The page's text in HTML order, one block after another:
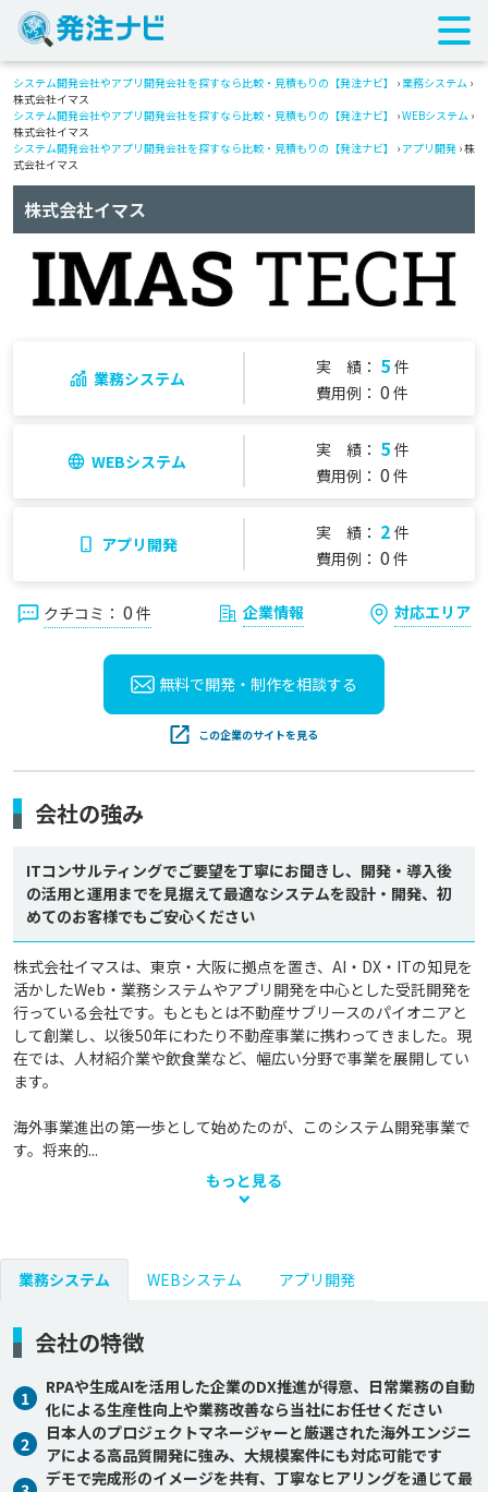
システム開発会社やアプリ開発会社を探すなら比較・見積もりの【発注ナビ】 › 業務システム ›
株式会社イマス
システム開発会社やアプリ開発会社を探すなら比較・見積もりの【発注ナビ】
›WEBシステム ›
株式会社イマス
システム開発会社やアプリ開発会社を探すなら比較・見積もりの【発注ナビ】
› アプリ開発 › 株
式会社イマス
株式会社イマス
業務システム
実 績： 5 件
費用例： 0 件
WEBシステム
実 績： 5 件
費用例： 0 件
アプリ開発
実 績： 2 件
費用例： 0 件
クチコミ： 0 件 企業情報 対応エリア
無料で開発・制作を相談する
この企業のサイトを見る
会社の強み
ITコンサルティングでご要望を丁寧にお聞きし、開発・導入後
の活用と運用までを見据えて最適なシステムを設計・開発、初
めてのお客様でもご安心ください
株式会社イマスは、東京・大阪に拠点を置き、AI・DX・ITの知見を
活かしたWeb・業務システムやアプリ開発を中心とした受託開発を
行っている会社です。もともとは不動産サブリースのパイオニアと
して創業し、以後50年にわたり不動産事業に携わってきました。現
在では、人材紹介業や飲食業など、幅広い分野で事業を展開してい
ます。
海外事業進出の第一歩として始めたのが、このシステム開発事業で
す。将来的...
もっと見る
業務システム WEBシステム アプリ開発
会社の特徴
1
RPAや生成AIを活用した企業のDX推進が得意、日常業務の自動
化による生産性向上や業務改善なら当社にお任せください
2
日本人のプロジェクトマネージャーと厳選された海外エンジニ
アによる高品質開発に強み、大規模案件にも対応可能です
デモで完成形のイメージを共有、丁寧なヒアリングを通じて最